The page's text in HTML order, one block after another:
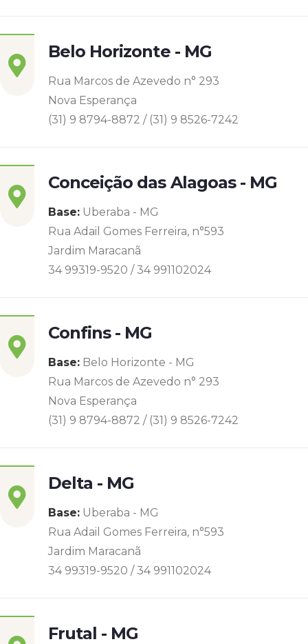
Belo Horizonte - MG
Rua Marcos de Azevedo n° 293
Nova Esperança
(31) 9 8794-8872 / (31) 9 8526-7242
Conceição das Alagoas - MG
Base: Uberaba - MG
Rua Adail Gomes Ferreira, n°593
Jardim Maracanã
34 99319-9520 / 34 991102024
Confins - MG
Base: Belo Horizonte - MG
Rua Marcos de Azevedo n° 293
Nova Esperança
(31) 9 8794-8872 / (31) 9 8526-7242
Delta - MG
Base: Uberaba - MG
Rua Adail Gomes Ferreira, n°593
Jardim Maracanã
34 99319-9520 / 34 991102024
Frutal - MG